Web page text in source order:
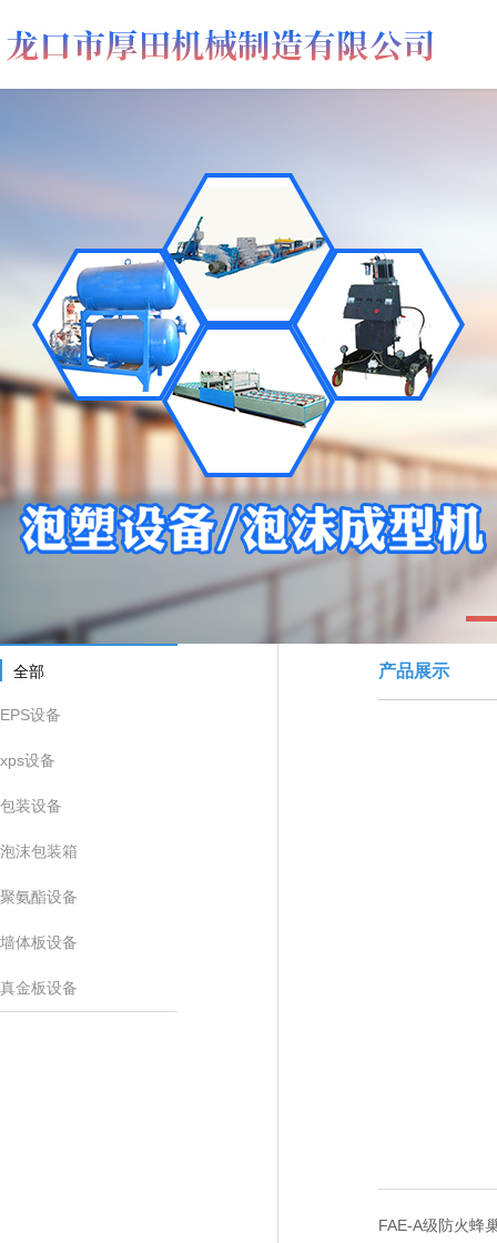
全部
EPS设备
xps设备
包装设备
泡沫包装箱
聚氨酯设备
墙体板设备
真金板设备
产品展示
FAE-A级防火蜂